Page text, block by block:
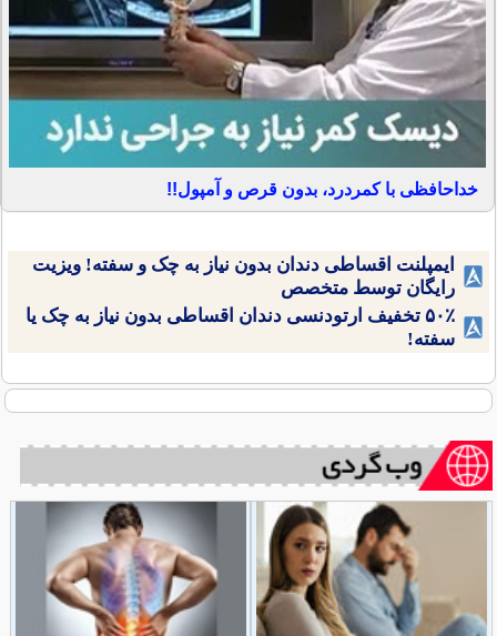
خداحافظی با کمردرد، بدون قرص و آمپول!!
ایمپلنت اقساطی دندان بدون نیاز به چک و سفته! ویزیت
رایگان توسط متخصص
۵۰٪ تخفیف ارتودنسی دندان اقساطی بدون نیاز به چک یا
سفته!